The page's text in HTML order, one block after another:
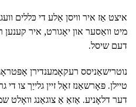
איצט אַז איר וויסן אַלע די כּללים
מיט וואַסער און יאָגורט, איר קענען
דעם שיסל.
טיילן. פּאָרשאַנז זאָל זיין גלייַך צו
דער דלאָניע. אַזאַ אַ צוגאַנג וואָלט